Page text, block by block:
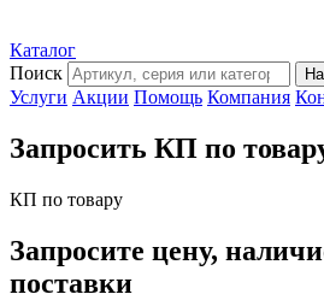
Каталог
Поиск
Услуги Акции Помощь Компания
Запросить КП по
КП по товару
Запросите цену,
поставки